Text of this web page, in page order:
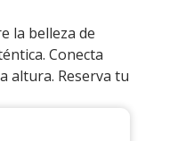
la belleza de
Conecta
altura. Reserva tu